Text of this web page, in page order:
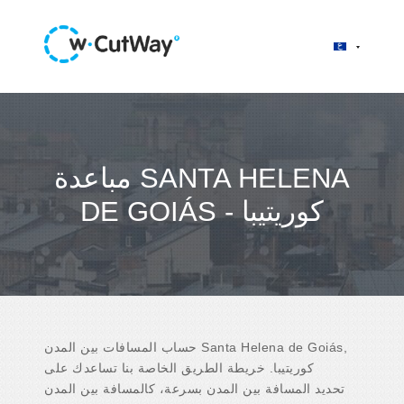
مباعدة SANTA HELENA
DE GOIÁS - كوريتيبا
حساب المسافات بين المدن Santa Helena de Goiás,
كوريتيبا. خريطة الطريق الخاصة بنا تساعدك على
تحديد المسافة بين المدن بسرعة، كالمسافة بين المدن